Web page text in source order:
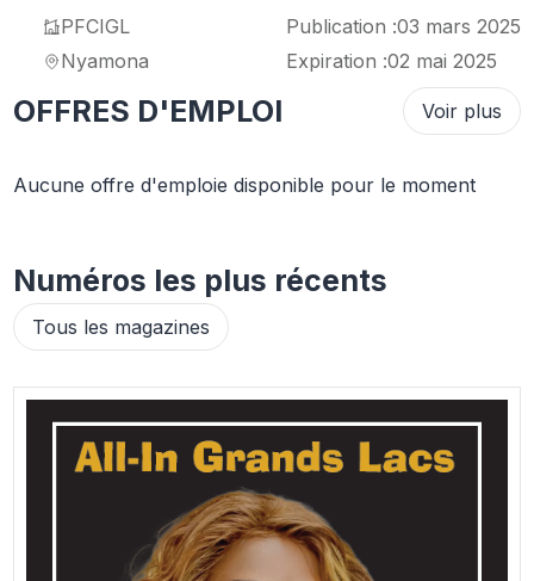
PFCIGL
Nyamona
Publication :03 mars 2025
Expiration :02 mai 2025
OFFRES D'EMPLOI Voir plus
Aucune offre d'emploie disponible pour le moment
Numéros les plus récents
Tous les magazines